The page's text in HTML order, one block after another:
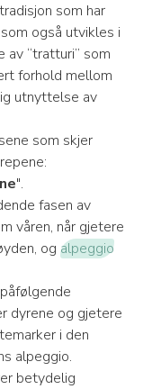
som har
også utvikles i
av “tratturi” som
forhold mellom
utnyttelse av
som skjer
".
fasen av
våren, når gjetere
og alpeggio
dyrene og gjetere
i den
alpeggio.
betydelig